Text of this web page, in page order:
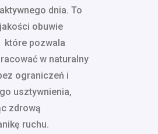
dnia. To
obuwie
które pozwala
w naturalny
ograniczeń i
usztywnienia,
zdrową
ruchu.